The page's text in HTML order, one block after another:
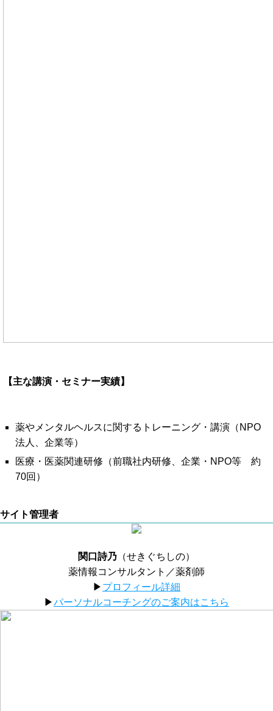
【主な講演・セミナー実績】
薬やメンタルヘルスに関するトレーニング・講演（NPO
法人、企業等）
医療・医薬関連研修（前職社内研修、企業・NPO等 約
70回）
サイト管理者
関口詩乃 （せきぐちしの）
薬情報コンサルタント／薬剤師
▶︎ プロフィール詳細
▶︎パーソナルコーチングのご案内はこちら